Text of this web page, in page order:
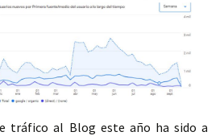
tráfico al Blog este año ha sido a